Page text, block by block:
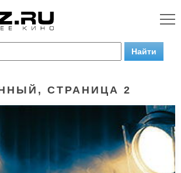
СТРАНИЦА 2